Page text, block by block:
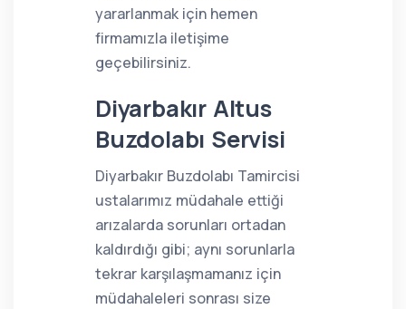
yararlanmak için hemen
firmamızla iletişime
geçebilirsiniz.
Diyarbakır Altus
Buzdolabı Servisi
Diyarbakır Buzdolabı Tamircisi
ustalarımız müdahale ettiği
arızalarda sorunları ortadan
kaldırdığı gibi; aynı sorunlarla
tekrar karşılaşmamanız için
müdahaleleri sonrası size